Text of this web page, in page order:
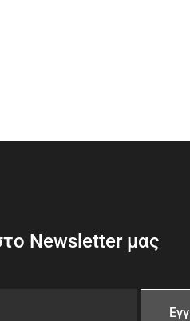
Newsletter μας